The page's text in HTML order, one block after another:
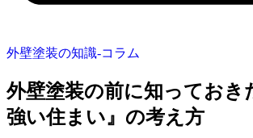
外壁塗装の知識‐コラム
外壁塗装の前に知っておき
強い住まい』の考え方